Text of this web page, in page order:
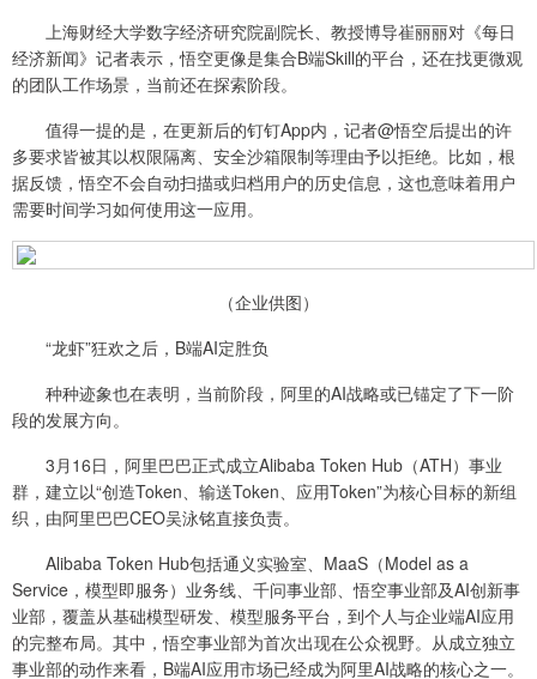
上海财经大学数字经济研究院副院长、教授博导崔丽丽对《每日
经济新闻》记者表示，悟空更像是集合B端Skill的平台，还在找更微观
的团队工作场景，当前还在探索阶段。
值得一提的是，在更新后的钉钉App内，记者@悟空后提出的许
多要求皆被其以权限隔离、安全沙箱限制等理由予以拒绝。比如，根
据反馈，悟空不会自动扫描或归档用户的历史信息，这也意味着用户
需要时间学习如何使用这一应用。
（企业供图）
“龙虾”狂欢之后，B端AI定胜负
种种迹象也在表明，当前阶段，阿里的AI战略或已锚定了下一阶
段的发展方向。
3月16日，阿里巴巴正式成立Alibaba Token Hub（ATH）事业
群，建立以“创造Token、输送Token、应用Token”为核心目标的新组
织，由阿里巴巴CEO吴泳铭直接负责。
Alibaba Token Hub包括通义实验室、MaaS（Model as a
Service，模型即服务）业务线、千问事业部、悟空事业部及AI创新事
业部，覆盖从基础模型研发、模型服务平台，到个人与企业端AI应用
的完整布局。其中，悟空事业部为首次出现在公众视野。从成立独立
事业部的动作来看，B端AI应用市场已经成为阿里AI战略的核心之一。